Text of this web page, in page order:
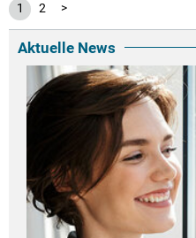
1 2 >
Aktuelle News